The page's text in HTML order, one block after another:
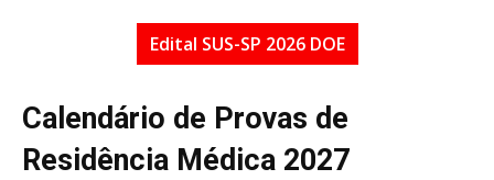
Edital SUS-SP 2026 DOE
Calendário de Provas de
Residência Médica 2027